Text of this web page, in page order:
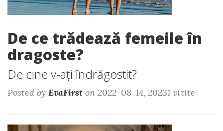
De ce trădează femeile în
dragoste?
De cine v-ați îndrăgostit?
Posted by EvaFirst on 2022-08-14, 20231 vizite